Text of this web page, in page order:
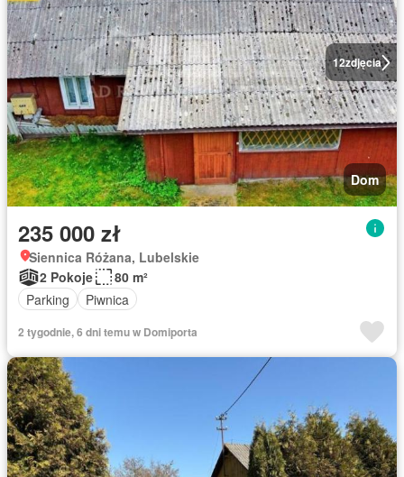
12zdjęcia
Dom
235 000 zł
Siennica Różana, Lubelskie
2 Pokoje
80 m²
Parking
Piwnica
2 tygodnie, 6 dni temu w Domiporta